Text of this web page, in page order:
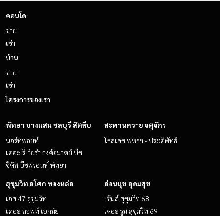
คอนโด
ขาย
เช่า
บ้าน
ขาย
เช่า
โครงการของเรา
พัทยา บางแสน ชลบุรี สัตหีบ
นอร์ทพอยท์
เดอะ ริเวียร่า วงศ์อมาตย์ บีช
ซีตัส บีชฟรอนท์ พัทยา
สะพานควาย จตุจักร
โซลเลซ พหลฯ - ประดิพัทธ์
สุขุมวิท อโศก ทองหล่อ
เอส 47 สุขุมวิท
เดอะ ลอฟท์ เอกมัย
อ่อนนุช อุดมสุข
เซ้นส์ สุขุมวิท 68
เดอะ รูม สุขุมวิท 69